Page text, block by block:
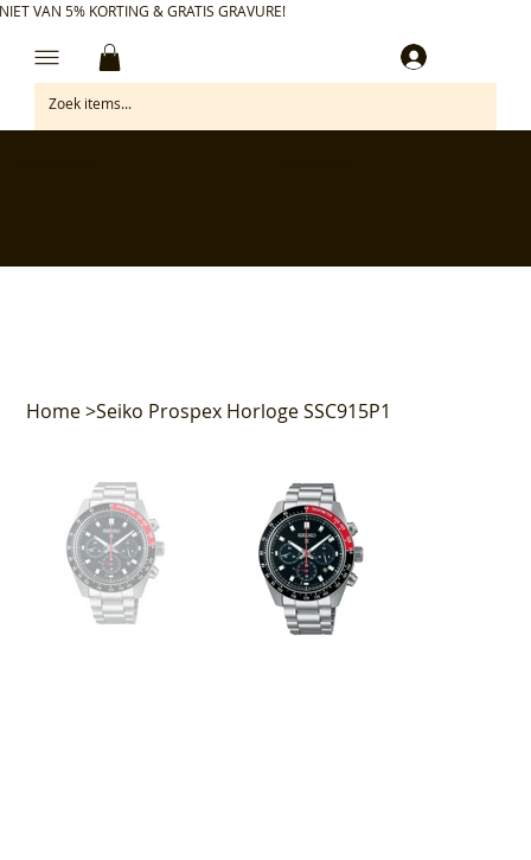
VAN 5% KORTING & GRATIS GRAVURE!
Home>Seiko Prospex Horloge SSC915P1